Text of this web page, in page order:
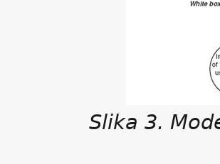
Slika 3.